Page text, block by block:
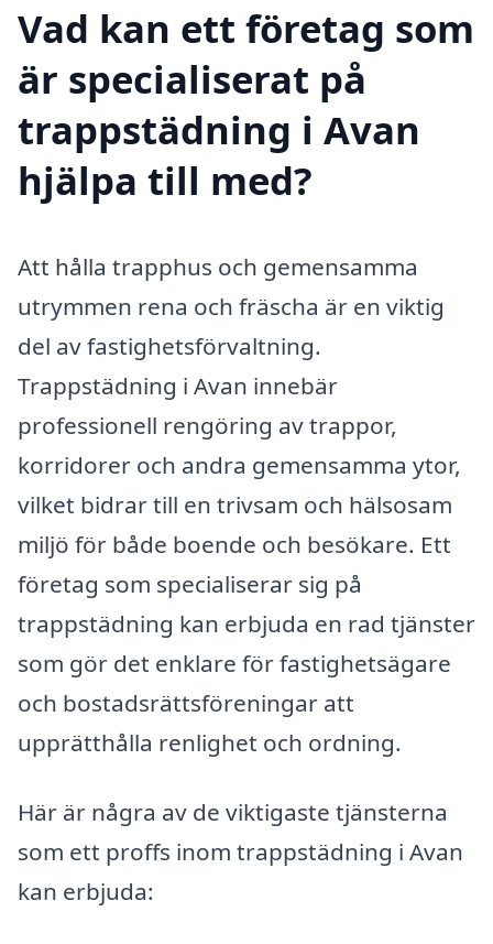
Vad kan ett företag som
är specialiserat på
trappstädning i Avan
hjälpa till med?
Att hålla trapphus och gemensamma
utrymmen rena och fräscha är en viktig
del av fastighetsförvaltning.
Trappstädning i Avan innebär
professionell rengöring av trappor,
korridorer och andra gemensamma ytor,
vilket bidrar till en trivsam och hälsosam
miljö för både boende och besökare. Ett
företag som specialiserar sig på
trappstädning kan erbjuda en rad tjänster
som gör det enklare för fastighetsägare
och bostadsrättsföreningar att
upprätthålla renlighet och ordning.
Här är några av de viktigaste tjänsterna
som ett proffs inom trappstädning i Avan
kan erbjuda: